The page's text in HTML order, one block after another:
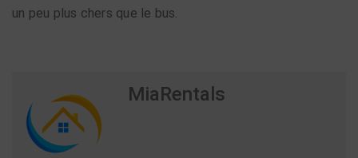
un peu plus chers que le bus.
MiaRentals